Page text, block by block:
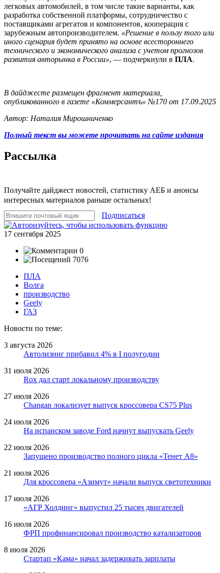
легковых автомобилей, в том числе такие варианты, как
разработка собственной платформы, сотрудничество с
поставщиками агрегатов и компонентов, кооперация с
зарубежным автопроизводителем. «Решение в пользу того или
иного сценария будет принято на основе всестороннего
технического и экономического анализа с учетом прогнозов
развития авторынка в России», — подчеркнули в ПЛА.
В дайджесте размещен фрагмент материала,
опубликованного в газете «Коммерсантъ» №170 от 17.09.2025
Автор: Наталия Мирошниченко
Полный текст вы можете прочитать на сайте издания
Рассылка
Получайте дайджест новостей, статистику АЕБ и анонсы
интересных материалов раньше остальных!
Подписаться
17 сентября 2025
0
7076
ПЛА
Волга
производство
Geely
ГАЗ
Новости по теме:
3 августа 2026
Автолизинг прибавил 4% в I полугодии
31 июля 2026
Rox дал старт локальному производству
27 июля 2026
Changan локализует выпуск кроссовера CS75 Plus
24 июля 2026
На испанском заводе Ford начнут выпускать Geely
22 июля 2026
Запущено производство полного цикла «Тенет A8»
21 июля 2026
Для кроссовера «Азимут» начали выпуск светотехники
17 июля 2026
«АГР Холдинг» выпустил 25 тысяч двигателей
16 июля 2026
ФРП профинансировал производство катализаторов
8 июля 2026
Стартап «Кама» начал задерживать зарплаты